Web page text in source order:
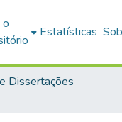
Estatísticas
Dissertações